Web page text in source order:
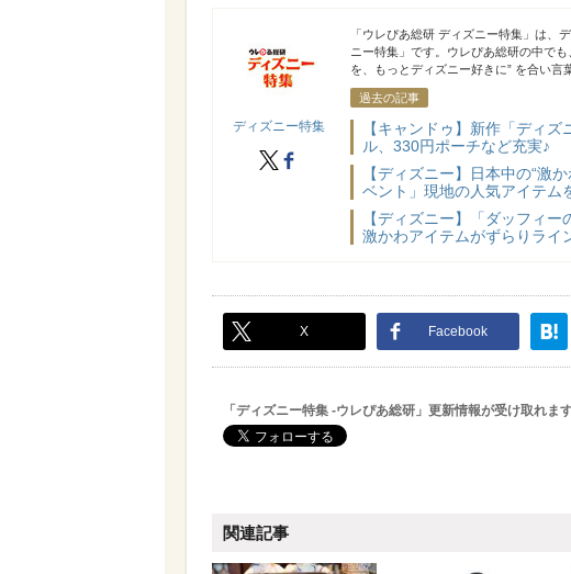
ディズニー特集
ディズニー特集
X facebook
「ウレぴあ総研 ディズニー特集」は、
ニー特集」です。ウレぴあ総研の中で
を、もっとディズニー好きに” を合い
過去の記事
【キャンドゥ】新作「ディ
ル、330円ポーチなど充実♪
【ディズニー】日本中の“激
ベント」現地の人気アイテム
【ディズニー】「ダッフィ
激かわアイテムがずらりライ
X Facebook
「ディズニー特集 -ウレぴあ総研」更新情報が受け取れま
関連記事